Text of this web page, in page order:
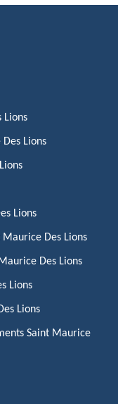
Lions
Lions
Lions
Des Lions
Des Lions
Lions
Lions
Saint Maurice